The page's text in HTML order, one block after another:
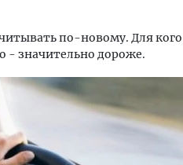
по-новому. Для
- значительно дороже.